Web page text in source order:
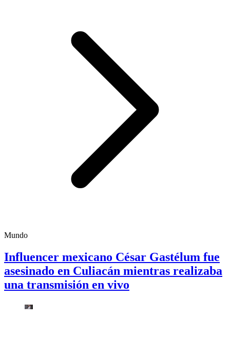
Mundo
Influencer mexicano César Gastélum fue
asesinado en Culiacán mientras realizaba
una transmisión en vivo